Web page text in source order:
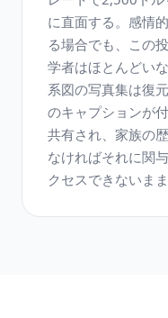
に直面する。感情
る場合でも、この
学者はほとんどい
系図の写真集は復
のキャプションが
共有され、家族の
なければそれに関
クセスできないま